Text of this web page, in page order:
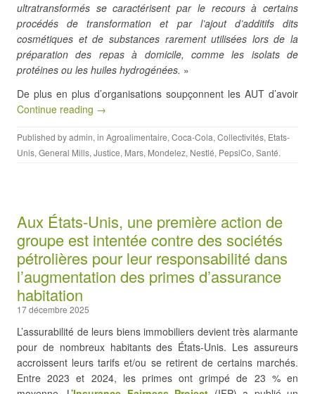
ultratransformés se caractérisent par le recours à certains
procédés de transformation et par l’ajout d’additifs dits
cosmétiques et de substances rarement utilisées lors de la
préparation des repas à domicile, comme les isolats de
protéines ou les huiles hydrogénées. »
De plus en plus d’organisations soupçonnent les AUT d’avoir
Continue reading →
Published byadmin, in Agroalimentaire, Coca-Cola, Collectivités, Etats-
Unis, General Mills, Justice, Mars, Mondelez, Nestlé, PepsiCo, Santé.
Aux États-Unis, une première action de
groupe est intentée contre des sociétés
pétrolières pour leur responsabilité dans
l’augmentation des primes d’assurance
habitation
17 décembre 2025
L’assurabilité de leurs biens immobiliers devient très alarmante
pour de nombreux habitants des États-Unis. Les assureurs
accroissent leurs tarifs et/ou se retirent de certains marchés.
Entre 2023 et 2024, les primes ont grimpé de 23 % en